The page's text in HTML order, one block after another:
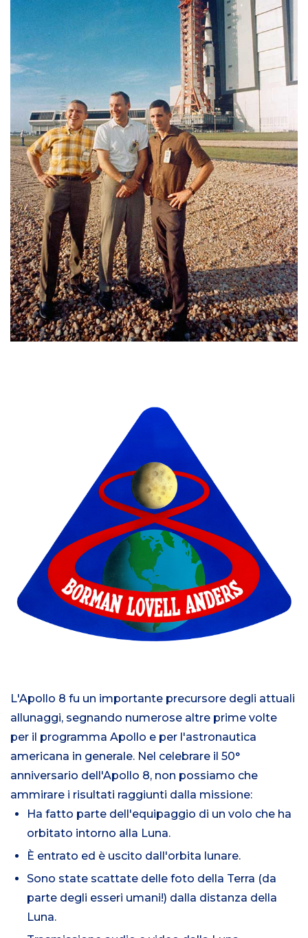
L'Apollo 8 fu un importante precursore degli attuali
allunaggi, segnando numerose altre prime volte
per il programma Apollo e per l'astronautica
americana in generale. Nel celebrare il 50°
anniversario dell'Apollo 8, non possiamo che
ammirare i risultati raggiunti dalla missione:
Ha fatto parte dell'equipaggio di un volo che ha
orbitato intorno alla Luna.
È entrato ed è uscito dall'orbita lunare.
Sono state scattate delle foto della Terra (da
parte degli esseri umani!) dalla distanza della
Luna.